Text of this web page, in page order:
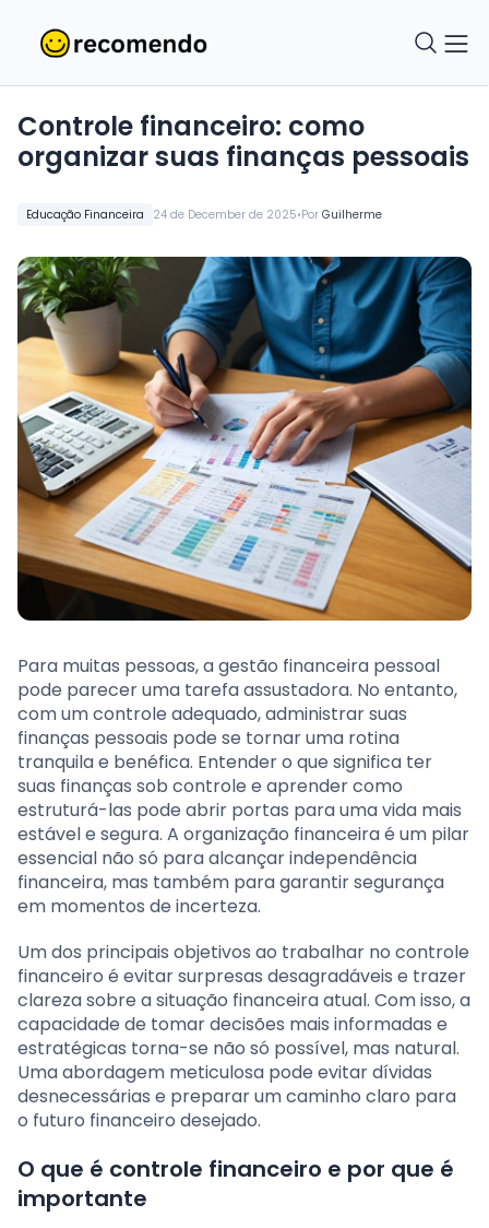
Educação Financeira 24 de December de 2025•Por Guilherme
Controle financeiro: como
organizar suas finanças pessoais
Para muitas pessoas, a gestão financeira pessoal
pode parecer uma tarefa assustadora. No entanto,
com um controle adequado, administrar suas
finanças pessoais pode se tornar uma rotina
tranquila e benéfica. Entender o que significa ter
suas finanças sob controle e aprender como
estruturá-las pode abrir portas para uma vida mais
estável e segura. A organização financeira é um pilar
essencial não só para alcançar independência
financeira, mas também para garantir segurança
em momentos de incerteza.
Um dos principais objetivos ao trabalhar no controle
financeiro é evitar surpresas desagradáveis e trazer
clareza sobre a situação financeira atual. Com isso, a
capacidade de tomar decisões mais informadas e
estratégicas torna-se não só possível, mas natural.
Uma abordagem meticulosa pode evitar dívidas
desnecessárias e preparar um caminho claro para
o futuro financeiro desejado.
O que é controle financeiro e por que é
importante